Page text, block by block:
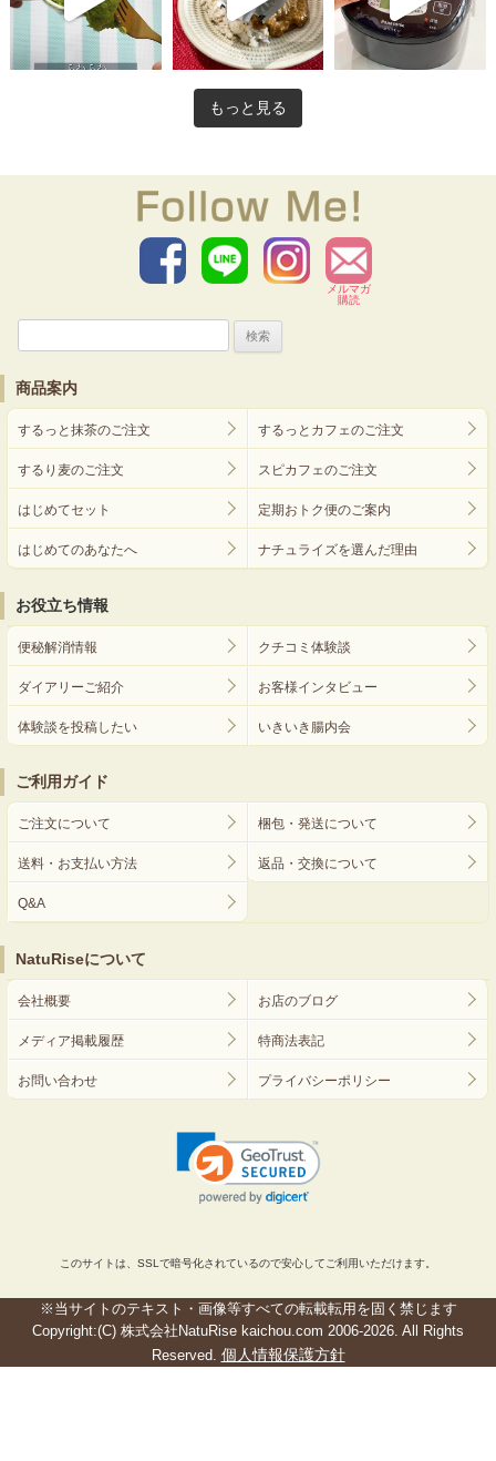
もっと見る
メルマガ
購読
商品案内
するっと抹茶のご注文 するっとカフェのご注文
するり麦のご注文 スピカフェのご注文
はじめてセット 定期おトク便のご案内
はじめてのあなたへ ナチュライズを選んだ理由
お役立ち情報
便秘解消情報 クチコミ体験談
ダイアリーご紹介 お客様インタビュー
体験談を投稿したい いきいき腸内会
ご利用ガイド
ご注文について 梱包・発送について
送料・お支払い方法 返品・交換について
Q&A
NatuRiseについて
会社概要 お店のブログ
メディア掲載履歴 特商法表記
お問い合わせ プライバシーポリシー
このサイトは、SSLで暗号化されているので安心してご利用いただけます。
※当サイトのテキスト・画像等すべての転載転用を固く禁じます
Copyright:(C) 株式会社NatuRise kaichou.com 2006-2026. All Rights
Reserved. 個人情報保護方針